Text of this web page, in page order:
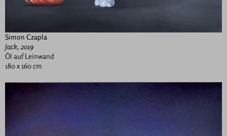
Simon Czapla
Jack, 2019
Öl auf Leinwand
180 x 160 cm